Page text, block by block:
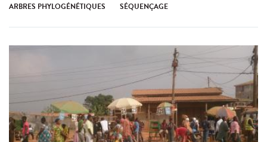
ARBRES PHYLOGÉNÉTIQUES SÉQUENÇAGE